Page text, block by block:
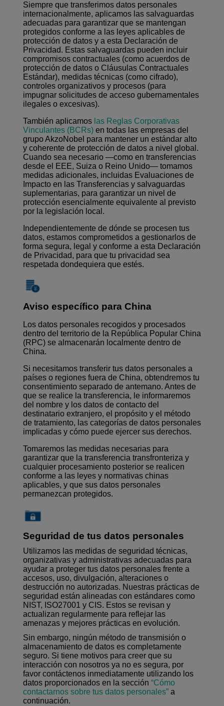
Siempre que transferimos datos personales
internacionalmente, aplicamos las salvaguardas
adecuadas para garantizar que se mantengan
protegidos conforme a las leyes aplicables de
protección de datos y a esta Declaración de
Privacidad. Estas salvaguardas pueden incluir
compromisos contractuales (como acuerdos de
protección de datos o Cláusulas Contractuales
Estándar), medidas técnicas (como cifrado),
controles organizativos y procesos (para
impugnar solicitudes de acceso gubernamentales
ilegales o excesivas).
También aplicamos las Reglas Corporativas
Vinculantes (BCRs) en todas las empresas del
grupo AkzoNobel para mantener un estándar alto
y coherente de protección de datos a nivel global.
Cuando sea necesario —como en transferencias
desde el EEE, Suiza o Reino Unido— tomamos
medidas adicionales, incluidas Evaluaciones de
Impacto en las Transferencias y salvaguardas
suplementarias, para garantizar un nivel de
protección esencialmente equivalente al previsto
por la legislación local.
Independientemente de dónde se procesen tus
datos, estamos comprometidos a gestionarlos de
forma segura, legal y conforme a esta Declaración
de Privacidad, para que tu privacidad sea
respetada dondequiera que estés.
Aviso específico para China
Los datos personales recogidos y procesados
dentro del territorio de la República Popular China
(RPC) se almacenarán localmente dentro de
China.
Si necesitamos transferir tus datos personales a
países o regiones fuera de China, obtendremos tu
consentimiento separado de antemano. Antes de
que se realice la transferencia, le informaremos
del nombre y los datos de contacto del
destinatario extranjero, el propósito y el método
de tratamiento, las categorías de datos personales
implicadas y cómo puede ejercer sus derechos.
Tomaremos las medidas necesarias para
garantizar que la transferencia transfronteriza y
cualquier procesamiento posterior se realicen
conforme a las leyes y normativas chinas
aplicables, y que sus datos personales
permanezcan protegidos.
Seguridad de tus datos personales
Utilizamos las medidas de seguridad técnicas,
organizativas y administrativas adecuadas para
ayudar a proteger tus datos personales frente a
accesos, uso, divulgación, alteraciones o
destrucción no autorizadas. Nuestras prácticas de
seguridad están alineadas con estándares como
NIST, ISO27001 y CIS. Estos se revisan y
actualizan regularmente para reflejar las
amenazas y mejores prácticas en evolución.
Sin embargo, ningún método de transmisión o
almacenamiento de datos es completamente
seguro. Si tiene motivos para creer que su
interacción con nosotros ya no es segura, por
favor contáctenos inmediatamente utilizando los
datos proporcionados en la sección “Cómo
contactarnos sobre tus datos personales” a
continuación.